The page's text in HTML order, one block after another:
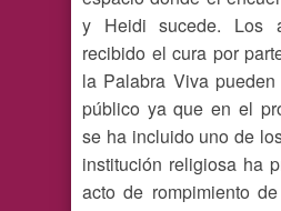
y Heidi sucede. Los
recibido el cura por
la Palabra Viva
público ya que en el
se ha incluido uno de
institución religiosa ha
acto de rompimiento